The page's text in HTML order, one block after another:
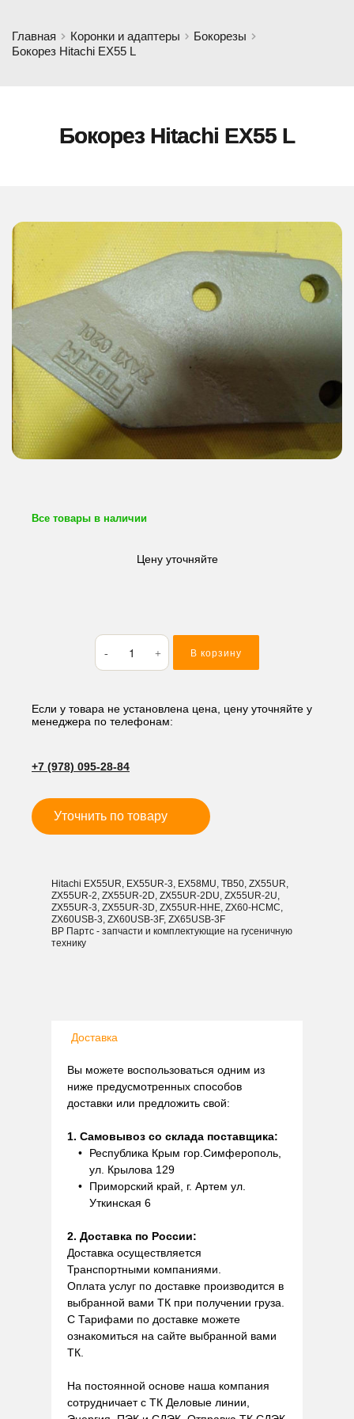
Главная Коронки и адаптеры
Бокорезы
Бокорез Hitachi EX55 L
Бокорез Hitachi EX55 L
Все товары в наличии
Цену уточняйте
Количество
товара
Бокорез
EX55
L
В корзину
Если у товара не установлена цена, цену уточняйте у
менеджера по телефонам:
+7 (978) 095-28-84
Уточнить по товару
Hitachi EX55UR, EX55UR-3, EX58MU, TB50, ZX55UR,
ZX55UR-2, ZX55UR-2D, ZX55UR-2DU, ZX55UR-2U,
ZX55UR-3, ZX55UR-3D, ZX55UR-HHE, ZX60-HCMC,
ZX60USB-3, ZX60USB-3F, ZX65USB-3F
ВР Партс - запчасти и комплектующие на гусеничную
технику
Доставка
Вы можете воспользоваться одним из
ниже предусмотренных способов
доставки или предложить свой:
1. Самовывоз со склада поставщика:
Республика Крым гор.Симферополь,
ул. Крылова 129
Приморский край, г. Артем ул.
Уткинская 6
2. Доставка по России:
Доставка осуществляется
Транспортными компаниями.
Оплата услуг по доставке производится в
выбранной вами ТК при получении груза.
С Тарифами по доставке можете
ознакомиться на сайте выбранной вами
ТК.
На постоянной основе наша компания
сотрудничает с ТК Деловые линии,